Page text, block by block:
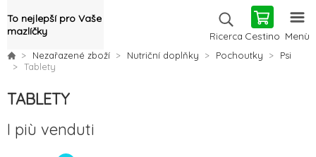
To nejlepší pro Vaše
mazlíčky
Ricerca Cestino Menù
Nezařazené zboží Nutriční doplňky Pochoutky
Psi
Tablety
TABLETY
I più venduti